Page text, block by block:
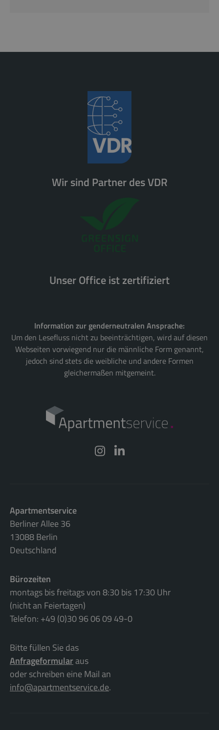
Wir sind Partner des VDR
Unser Office ist zertifiziert
Information zur genderneutralen Ansprache:
Um den Lesefluss nicht zu beeinträchtigen, wird auf diesen
Webseiten vorwiegend nur die männliche Form genannt,
jedoch sind stets die weibliche und andere Formen
gleichermaßen mitgemeint.
Apartmentservice
Berliner Allee 36
13088 Berlin
Deutschland
Bürozeiten
montags bis freitags von 8:30 bis 17:30 Uhr
(nicht an Feiertagen)
Telefon: +49 (0)30 96 06 09 49-0
Bitte füllen Sie das
Anfrageformularaus
oder schreiben eine Mail an
info@apartmentservice.de.